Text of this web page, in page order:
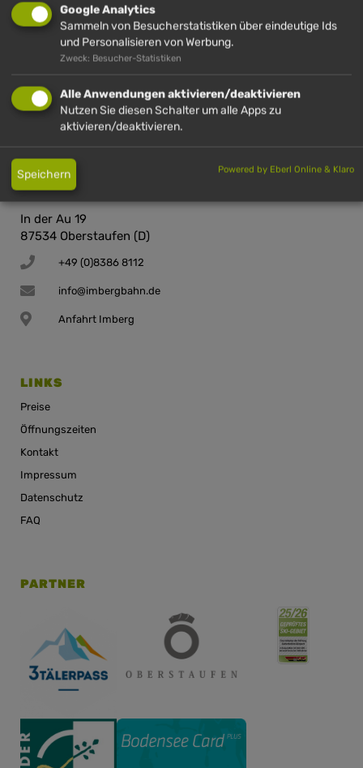
Hinterstaufen 10
87534 Oberstaufen (D)
+49 (0)8386 2720
info@huendle.de
Anfahrt Hündle
IMBERGBAHN & SKIARENA STEIBIS GMBH &
In der Au 19
87534 Oberstaufen (D)
+49 (0)8386 8112
info@imbergbahn.de
Anfahrt Imberg
LINKS
Preise
Öffnungszeiten
Kontakt
Impressum
Datenschutz
FAQ
PARTNER
Google Analytics
Sammeln von Besucherstatistiken über eindeutige Ids
und Personalisieren von Werbung.
Zweck: Besucher-Statistiken
Alle Anwendungen aktivieren/deaktivieren
Nutzen Sie diesen Schalter um alle Apps zu
aktivieren/deaktivieren.
Speichern Powered by Eberl Online & Klaro